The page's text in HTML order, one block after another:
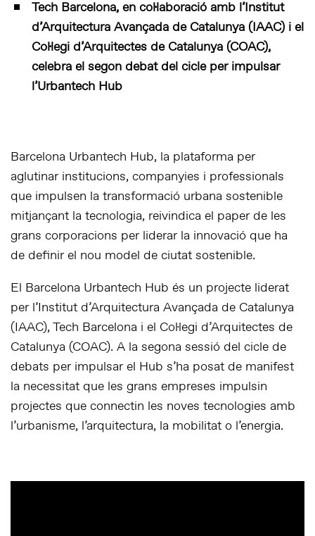
Tech Barcelona, en col·laboració amb l’Institut
d’Arquitectura Avançada de Catalunya (IAAC) i el
Col·legi d’Arquitectes de Catalunya (COAC),
celebra el segon debat del cicle per impulsar
l’Urbantech Hub
Barcelona Urbantech Hub, la plataforma per
aglutinar institucions, companyies i professionals
que impulsen la transformació urbana sostenible
mitjançant la tecnologia, reivindica el paper de les
grans corporacions per liderar la innovació que ha
de definir el nou model de ciutat sostenible.
El Barcelona Urbantech Hub és un projecte liderat
per l’Institut d’Arquitectura Avançada de Catalunya
(IAAC), Tech Barcelona i el Col·legi d’Arquitectes de
Catalunya (COAC). A la segona sessió del cicle de
debats per impulsar el Hub s’ha posat de manifest
la necessitat que les grans empreses impulsin
projectes que connectin les noves tecnologies amb
l’urbanisme, l’arquitectura, la mobilitat o l’energia.